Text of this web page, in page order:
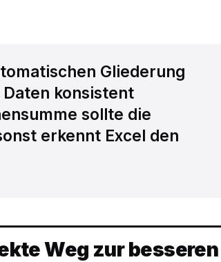
Gliederung
konsistent
sollte die
erkennt Excel den
Weg zur besseren